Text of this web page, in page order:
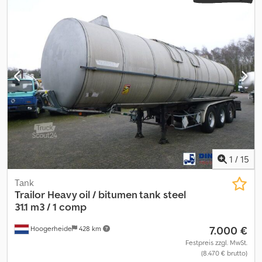
Maximale Arbeitsbelastung: 1.95 bar Bitumen: ✓ Kraftstoff: ✓ =
Weitere Informationen = Achskonfiguration Reifenmaß: 385/55
R22.5 Marke Achsen: Saf Federung: Luftfederung Vorderachse:
Reifen Profil links: 15%; Reifen Profil rechts: 15% Mittenachse:
Reifen Profil links: 15%; Reifen Profil rechts: 20% Hinterachse:
Reifen Profil links: 20%; Reifen Profil rechts: 15% Gewichte
Leergewicht: 6.430 kg Zuladung: 31.570 kg Codpfx Aeza Ud
Aofkeha zGG: 38.000 kg Funktionell Marke des Aufbaus: Trailor
Identifikation Kennzeichen: CH187PS = Firmeninformationen =
For more information on this unit please call: or e-mail: . A full
stock overview can be found at: . Please do not forget to
subscribe to our newsletter for weekly updates on our stock.1 / 15
Hoogerheide 428 km
Tank
Trailor Heavy oil / bitumen tank steel
31.1 m3 / 1 comp
7.000 €
Festpreis zzgl. MwSt.
(8.470 € brutto)